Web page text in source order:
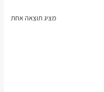
מציג תוצאה אחת